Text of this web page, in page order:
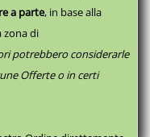
a parte, in base alla
zona di
potrebbero considerarle
Offerte o in certi